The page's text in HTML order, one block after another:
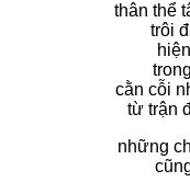
thân thể
trôi
cằn cỗi
từ trận
những